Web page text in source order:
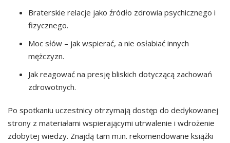
Braterskie relacje jako źródło zdrowia psychicznego i
fizycznego.
Moc słów – jak wspierać, a nie osłabiać innych
mężczyzn.
Jak reagować na presję bliskich dotyczącą zachowań
zdrowotnych.
Po spotkaniu uczestnicy otrzymają dostęp do dedykowanej
strony z materiałami wspierającymi utrwalenie i wdrożenie
zdobytej wiedzy. Znajdą tam m.in. rekomendowane książki